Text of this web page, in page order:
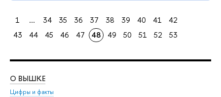
1 ... 34 35 36 37 38 39 40 41
42
43
44 45 46 47 48 49 50 51 52 53
О ВЫШКЕ
Цифры и факты